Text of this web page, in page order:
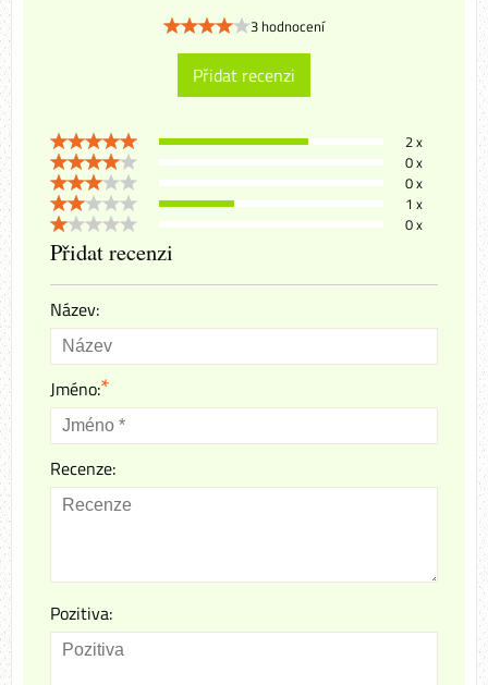
3 hodnocení
Přidat recenzi
2 x
0 x
0 x
1 x
0 x
Přidat recenzi
Název:
Jméno:*
Recenze:
Pozitiva: